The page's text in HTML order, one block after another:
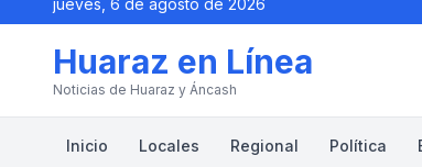
jueves, 6 de agosto de 2026
Huaraz en Línea
Noticias de Huaraz y Áncash
Inicio Locales Regional Política